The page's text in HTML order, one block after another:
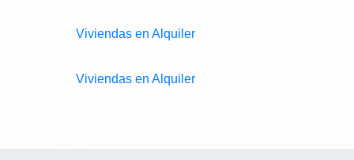
Viviendas en Alquiler
Viviendas en Alquiler